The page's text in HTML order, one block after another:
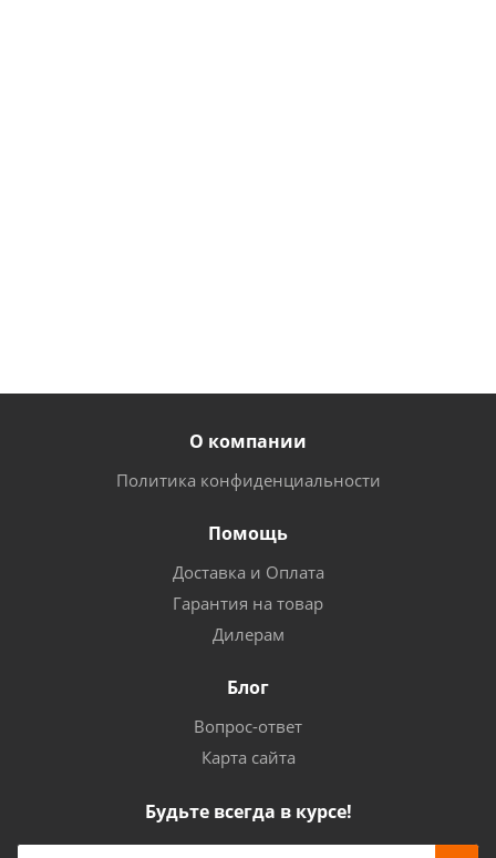
О компании
Политика конфиденциальности
Помощь
Доставка и Оплата
Гарантия на товар
Дилерам
Блог
Вопрос-ответ
Карта сайта
Будьте всегда в курсе!